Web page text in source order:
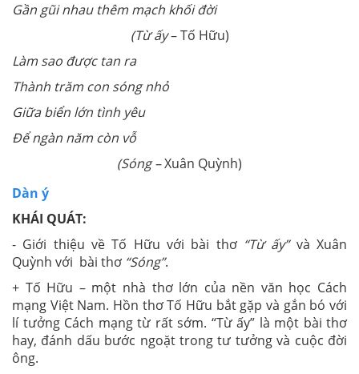
Gần gũi nhau thêm mạch khối đời
(Từ ấy– Tố Hữu)
Làm sao được tan ra
Thành trăm con sóng nhỏ
Giữa biển lớn tình yêu
Để ngàn năm còn vỗ
(Sóng –Xuân Quỳnh)
Dàn ý
KHÁI QUÁT:
- Giới thiệu về Tố Hữu với bài thơ “Từ ấy” và Xuân
Quỳnh với bài thơ “Sóng”.
+ Tố Hữu – một nhà thơ lớn của nền văn học Cách
mạng Việt Nam. Hồn thơ Tố Hữu bắt gặp và gắn bó với
lí tưởng Cách mạng từ rất sớm. “Từ ấy” là một bài thơ
hay, đánh dấu bước ngoặt trong tư tưởng và cuộc đời
ông.